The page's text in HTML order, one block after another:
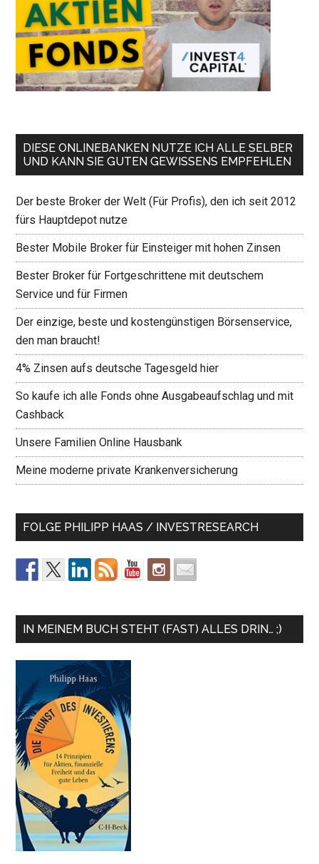
DIESE ONLINEBANKEN NUTZE ICH ALLE SELBER
UND KANN SIE GUTEN GEWISSENS EMPFEHLEN
Der beste Broker der Welt (Für Profis), den ich seit 2012
fürs Hauptdepot nutze
Bester Mobile Broker für Einsteiger mit hohen Zinsen
Bester Broker für Fortgeschrittene mit deutschem
Service und für Firmen
Der einzige, beste und kostengünstigen Börsenservice,
den man braucht!
4% Zinsen aufs deutsche Tagesgeld hier
So kaufe ich alle Fonds ohne Ausgabeaufschlag und mit
Cashback
Unsere Familien Online Hausbank
Meine moderne private Krankenversicherung
FOLGE PHILIPP HAAS / INVESTRESEARCH
IN MEINEM BUCH STEHT (FAST) ALLES DRIN… ;)